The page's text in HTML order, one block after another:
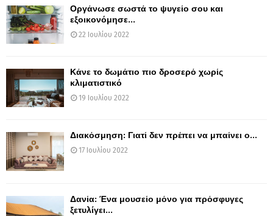
Οργάνωσε σωστά το ψυγείο σου και
εξοικονόμησε...
22 Ιουλίου 2022
Κάνε το δωμάτιο πιο δροσερό χωρίς
κλιματιστικό
19 Ιουλίου 2022
Διακόσμηση: Γιατί δεν πρέπει να μπαίνει ο...
17 Ιουλίου 2022
Δανία: Ένα μουσείο μόνο για πρόσφυγες
ξετυλίγει...